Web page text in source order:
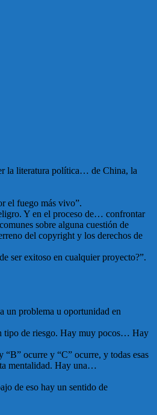
la literatura política… de China, la
el fuego más vivo”.
Y en el proceso de… confrontar
sobre alguna cuestión de
del copyright y los derechos de
ser exitoso en cualquier proyecto?”.
un problema u oportunidad en
tipo de riesgo. Hay muy pocos… Hay
ocurre y “C” ocurre, y todas esas
mentalidad. Hay una…
de eso hay un sentido de